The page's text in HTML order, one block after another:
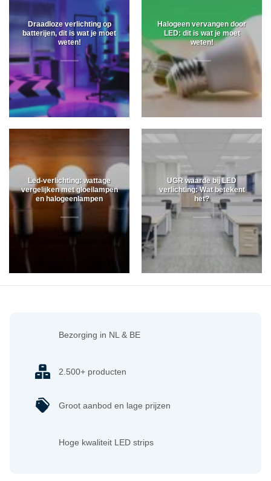
Draadloze verlichting op
batterijen, dit is wat je moet
weten!
Halogeen vervangen door
LED: dit is wat je moet
weten!
Led-verlichting: wattage
vergelijken met gloeilampen
en halogeenlampen
UGR waarde bij LED
verlichting: Wat betekent
het?
Bezorging in NL & BE
2.500+ producten
Groot aanbod en lage prijzen
Hoge kwaliteit LED strips